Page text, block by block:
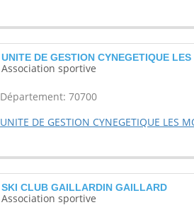
UNITE DE GESTION CYNEGETIQUE
Association sportive
Département: 70700
UNITE DE GESTION CYNEGETIQUE LES
SKI CLUB GAILLARDIN GAILLARD
Association sportive